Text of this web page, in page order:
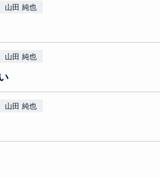
山田 純也
山田 純也
山田 純也